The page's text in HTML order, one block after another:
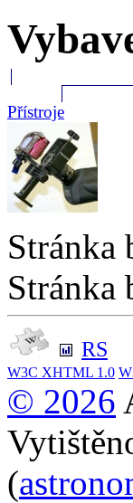
Přístroje
Stránka
Stránka
RS
W3C XHTML 1.0
© 2026
(